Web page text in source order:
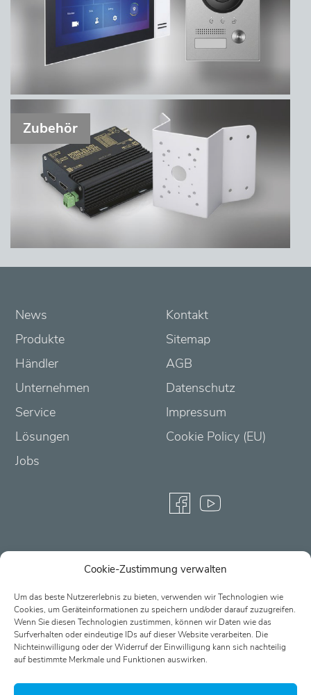
Cookie-Zustimmung verwalten
Um das beste Nutzererlebnis zu bieten, verwenden wir Technologien wie
Cookies, um Geräteinformationen zu speichern und/oder darauf zuzugreifen.
Wenn Sie diesen Technologien zustimmen, können wir Daten wie das
Surfverhalten oder eindeutige IDs auf dieser Website verarbeiten. Die
Nichteinwilligung oder der Widerruf der Einwilligung kann sich nachteilig
auf bestimmte Merkmale und Funktionen auswirken.
Zubehör
News
Produkte
Händler
Unternehmen
Service
Lösungen
Jobs
Kontakt
Sitemap
AGB
Datenschutz
Impressum
Cookie Policy (EU)
Partner-Login
Passwort vergessen?